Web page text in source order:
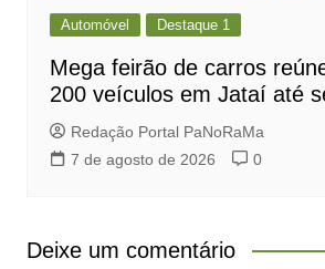
Automóvel Destaque 1
Mega feirão de carros
200 veículos em Jataí até
Redação Portal PaNoRaMa
7 de agosto de 2026
0
Deixe um comentário